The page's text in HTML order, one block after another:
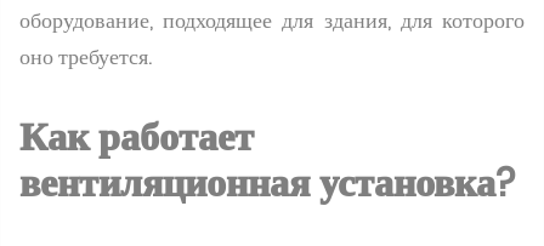
оборудование, подходящее для здания, для которого
оно требуется.
Как работает
вентиляционная установка?